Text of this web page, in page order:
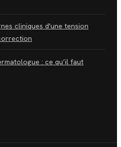
cliniques d'une tension
: ce qu’il faut